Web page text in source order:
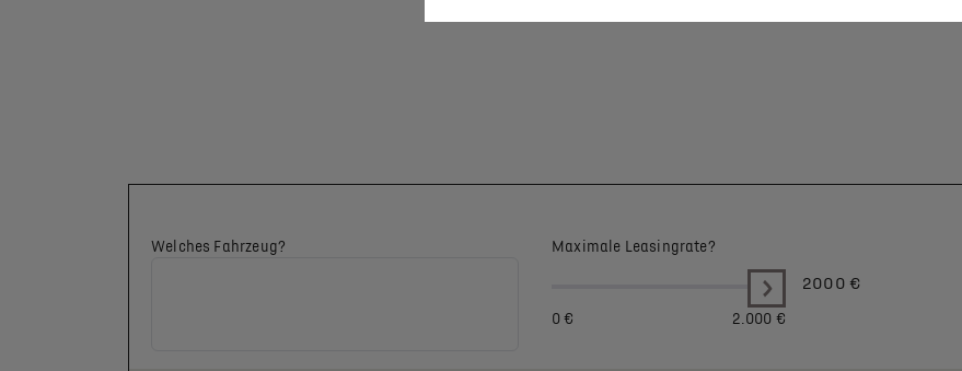
Welches Fahrzeug? Maximale Leasingrate?
0 € 2.000 €
2000 €